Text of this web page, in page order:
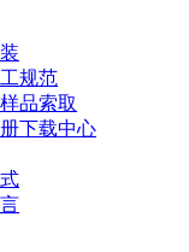
规范
品索取
下载中心